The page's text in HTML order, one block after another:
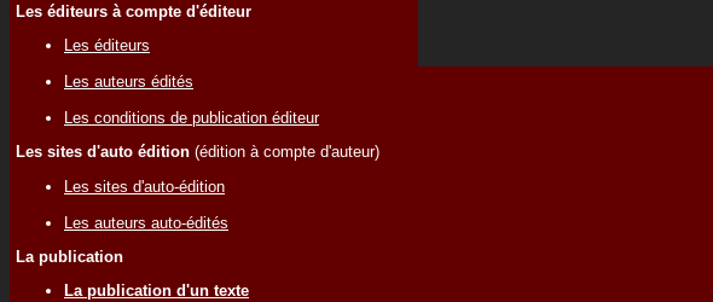
Les éditeurs à compte d'éditeur
Les éditeurs
Les auteurs édités
Les conditions de publication éditeur
Les sites d'auto édition (édition à compte d'auteur)
Les sites d'auto-édition
Les auteurs auto-édités
La publication
La publication d'un texte